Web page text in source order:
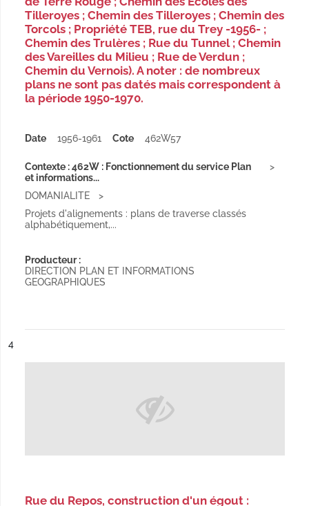
Tilleroyes ; Chemin des Tilleroyes ; Chemin des
Torcols ; Propriété TEB, rue du Trey -1956- ;
Chemin des Trulères ; Rue du Tunnel ; Chemin
des Vareilles du Milieu ; Rue de Verdun ;
Chemin du Vernois). A noter : de nombreux
plans ne sont pas datés mais correspondent à
la période 1950-1970.
Date 1956-1961 Cote 462W57
Contexte : 462W : Fonctionnement du service Plan
et informations...
DOMANIALITE
Projets d'alignements : plans de traverse classés
alphabétiquement,...
Producteur :
DIRECTION PLAN ET INFORMATIONS
GEOGRAPHIQUES
n°
4
Rue du Repos, construction d'un égout :